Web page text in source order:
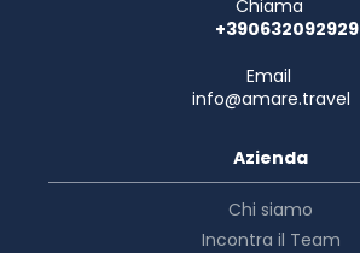
Chiama
+390632092929
Email
info@amare.travel
Azienda
Chi siamo
Incontra il Team